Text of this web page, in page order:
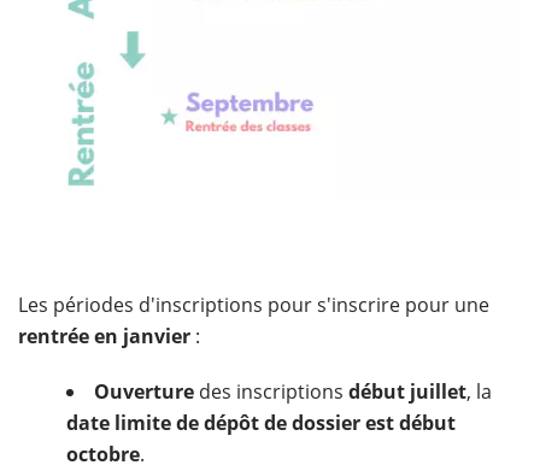
Les périodes d'inscriptions pour s'inscrire pour une
rentrée en janvier :
Ouverture des inscriptions début juillet, la
date limite de dépôt de dossier est début
octobre.